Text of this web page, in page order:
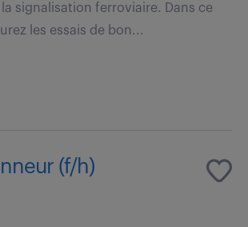
signalisation ferroviaire. Dans ce
les essais de bon...
(f/h)